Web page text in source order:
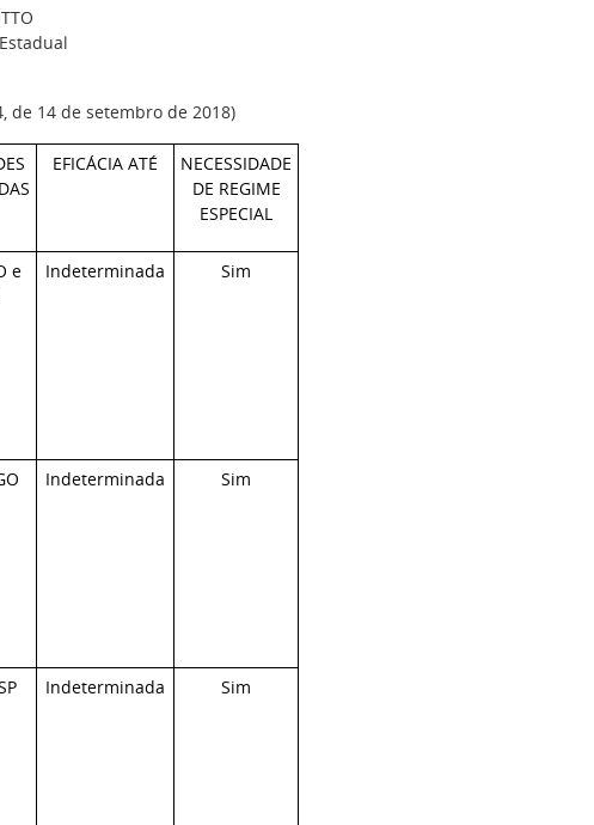
de 14 de setembro de 2018)
EFICÁCIA ATÉ
NECESSIDADE
DE REGIME
ESPECIAL
e
Indeterminada Sim
Indeterminada Sim
Indeterminada Sim